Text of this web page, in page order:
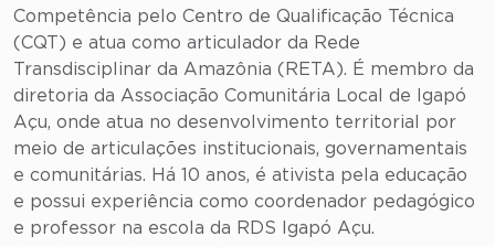
Competência pelo Centro de Qualificação Técnica
(CQT) e atua como articulador da Rede
Transdisciplinar da Amazônia (RETA). É membro da
diretoria da Associação Comunitária Local de Igapó
Açu, onde atua no desenvolvimento territorial por
meio de articulações institucionais, governamentais
e comunitárias. Há 10 anos, é ativista pela educação
e possui experiência como coordenador pedagógico
e professor na escola da RDS Igapó Açu.